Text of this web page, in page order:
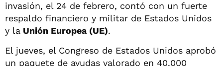
invasión, el 24 de febrero, contó con un fuerte
respaldo financiero y militar de Estados Unidos
y la Unión Europea (UE).
El jueves, el Congreso de Estados Unidos aprobó
un paquete de ayudas valorado en 40.000